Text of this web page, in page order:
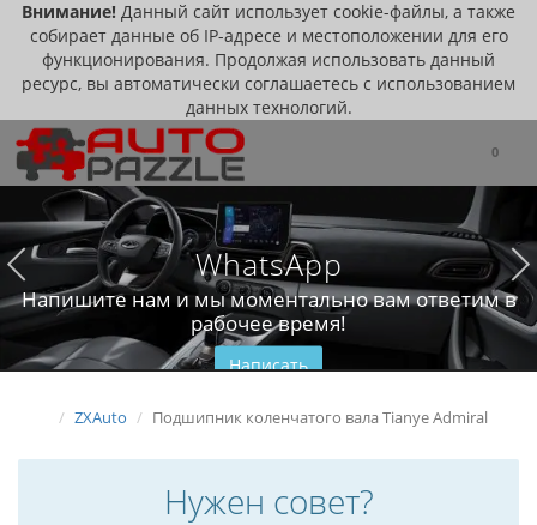
Внимание! Данный сайт использует cookie-файлы, а также
собирает данные об IP-адресе и местоположении для его
функционирования. Продолжая использовать данный
ресурс, вы автоматически соглашаетесь с использованием
данных технологий.
0
WhatsApp
Напишите нам и мы моментально вам ответим в
рабочее время!
Написать
ZXAuto Подшипник коленчатого вала Tianye Admiral
Нужен совет?